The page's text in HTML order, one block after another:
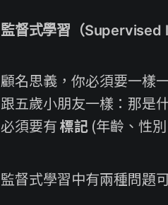
監督式學習（Supervised
顧名思義，你必須要一樣
跟五歲小朋友一樣：那是
必須要有標記 (年齡、性
監督式學習中有兩種問題